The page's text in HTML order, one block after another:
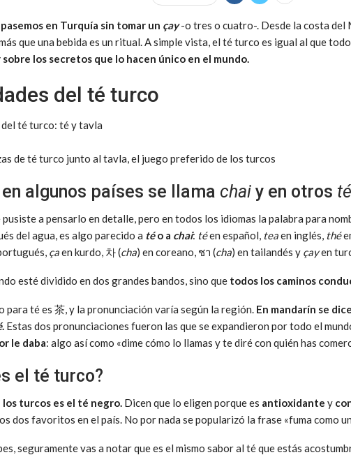
en Turquía sin tomar un çay-o tres o cuatro-. Desde la costa del
que una bebida es un ritual. A simple vista, el té turco es igual al que
sobre los secretos que lo hacen único en el mundo.
del té turco
de té turco junto al tavla, el juego preferido de los turcos
algunos países se llama chai y en otros té
pusiste a pensarlo en detalle, pero en todos los idiomas la palabra para
del agua, es algo parecido a téo a chai: téen español, teaen inglés, thé
çaen kurdo, 차 (cha) en coreano, ชา (cha) en tailandés y çayen
esté dividido en dos grandes bandos, sino que todos los caminos
para té es 茶, y la pronunciación varía según la región. En mandarín se dice
. Estas dos pronunciaciones fueron las que se expandieron por todo el
le daba: algo así como «dime cómo lo llamas y te diré con quién has
el té turco?
turcos es el té negro. Dicen que lo eligen porque es antioxidante y
dos favoritos en el país. No por nada se popularizó la frase «fuma como
seguramente vas a notar que es el mismo sabor al té que estás